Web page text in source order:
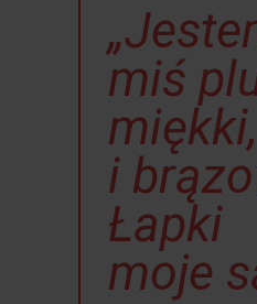
miś
i
Łapki
moje